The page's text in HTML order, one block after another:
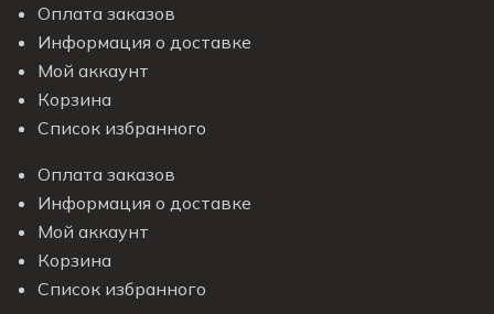
Оплата заказов
Информация о доставке
Мой аккаунт
Корзина
Список избранного
Оплата заказов
Информация о доставке
Мой аккаунт
Корзина
Список избранного